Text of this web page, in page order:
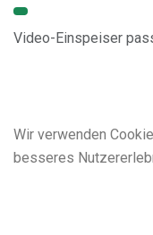
Video-Einspeiser
Wir verwenden
besseres